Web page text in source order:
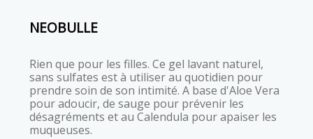
NEOBULLE
Rien que pour les filles. Ce gel lavant naturel,
sans sulfates est à utiliser au quotidien pour
prendre soin de son intimité. A base d'Aloe Vera
pour adoucir, de sauge pour prévenir les
désagréments et au Calendula pour apaiser les
muqueuses.